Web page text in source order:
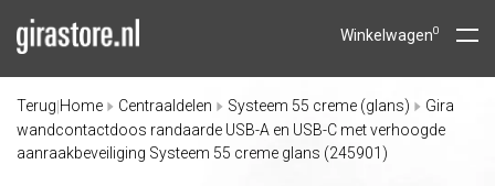
Winkelwagen0
Terug Home Centraaldelen Systeem 55 creme (glans)
Gira
wandcontactdoos randaarde USB-A en USB-C met verhoogde
aanraakbeveiliging Systeem 55 creme glans (245901)